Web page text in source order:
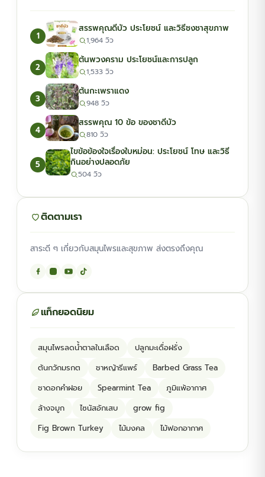
1
สรรพคุณดีบัว ประโยชน์ และวิธีชงชาสุขภาพ
1,964 วิว
2
ต้นพวงคราม ประโยชน์และการปลูก
1,533 วิว
3
ต้นกะเพราแดง
948 วิว
4
สรรพคุณ 10 ข้อ ของชาดีบัว
810 วิว
5
ไขข้อข้องใจเรื่องใบหม่อน: ประโยชน์ โทษ และวิธี
กินอย่างปลอดภัย
504 วิว
ติดตามเรา
สาระดี ๆ เกี่ยวกับสมุนไพรและสุขภาพ ส่งตรงถึงคุณ
แท็กยอดนิยม
สมุนไพรลดน้ำตาลในเลือด
ปลูกมะเดื่อฝรั่ง
ต้นกวักมรกต
ชาหญ้ารีแพร์
Barbed Grass Tea
ชาดอกคำฝอย
Spearmint Tea
ภูมิแพ้อากาศ
ล้างจมูก
ไซนัสอักเสบ
grow fig
Fig Brown Turkey
ไม้มงคล ไม้ฟอกอากาศ